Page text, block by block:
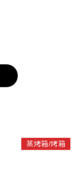
蒸烤箱/烤箱